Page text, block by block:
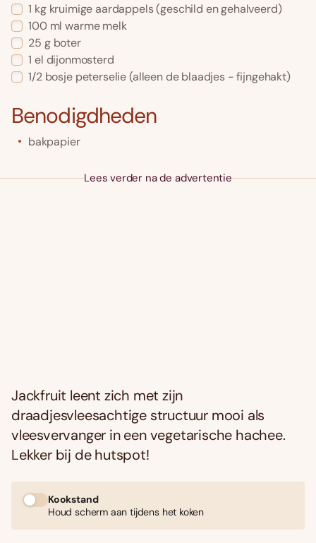
1 kg kruimige aardappels(geschild en gehalveerd)
100 ml warme melk
25 g boter
1 el dijonmosterd
1/2 bosje peterselie(alleen de blaadjes - fijngehakt)
Benodigdheden
bakpapier
Lees verder na de advertentie
Jackfruit leent zich met zijn
draadjesvleesachtige structuur mooi als
vleesvervanger in een vegetarische hachee.
Lekker bij de hutspot!
Kookstand
Houd scherm aan tijdens het koken